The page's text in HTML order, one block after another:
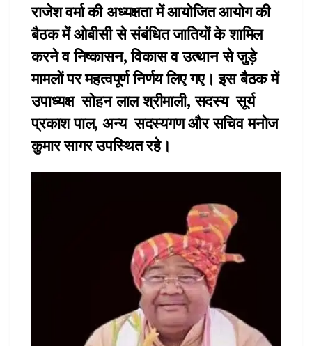
राजेश वर्मा की अध्यक्षता में आयोजित आयोग की
बैठक में ओबीसी से संबंधित जातियों के शामिल
करने व निष्कासन, विकास व उत्थान से जुड़े
मामलों पर महत्वपूर्ण निर्णय लिए गए। इस बैठक में
उपाध्यक्ष सोहन लाल श्रीमाली, सदस्य सूर्य
प्रकाश पाल, अन्य सदस्यगण और सचिव मनोज
कुमार सागर उपस्थित रहे।